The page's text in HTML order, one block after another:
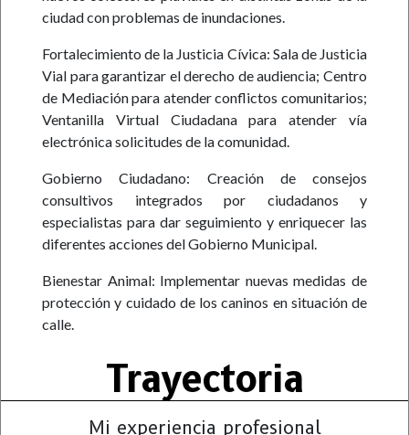
ciudad con problemas de inundaciones.
Fortalecimiento de la Justicia Cívica: Sala de Justicia
Vial para garantizar el derecho de audiencia; Centro
de Mediación para atender conflictos comunitarios;
Ventanilla Virtual Ciudadana para atender vía
electrónica solicitudes de la comunidad.
Gobierno Ciudadano: Creación de consejos
consultivos integrados por ciudadanos y
especialistas para dar seguimiento y enriquecer las
diferentes acciones del Gobierno Municipal.
Bienestar Animal: Implementar nuevas medidas de
protección y cuidado de los caninos en situación de
calle.
Trayectoria
Mi experiencia profesional